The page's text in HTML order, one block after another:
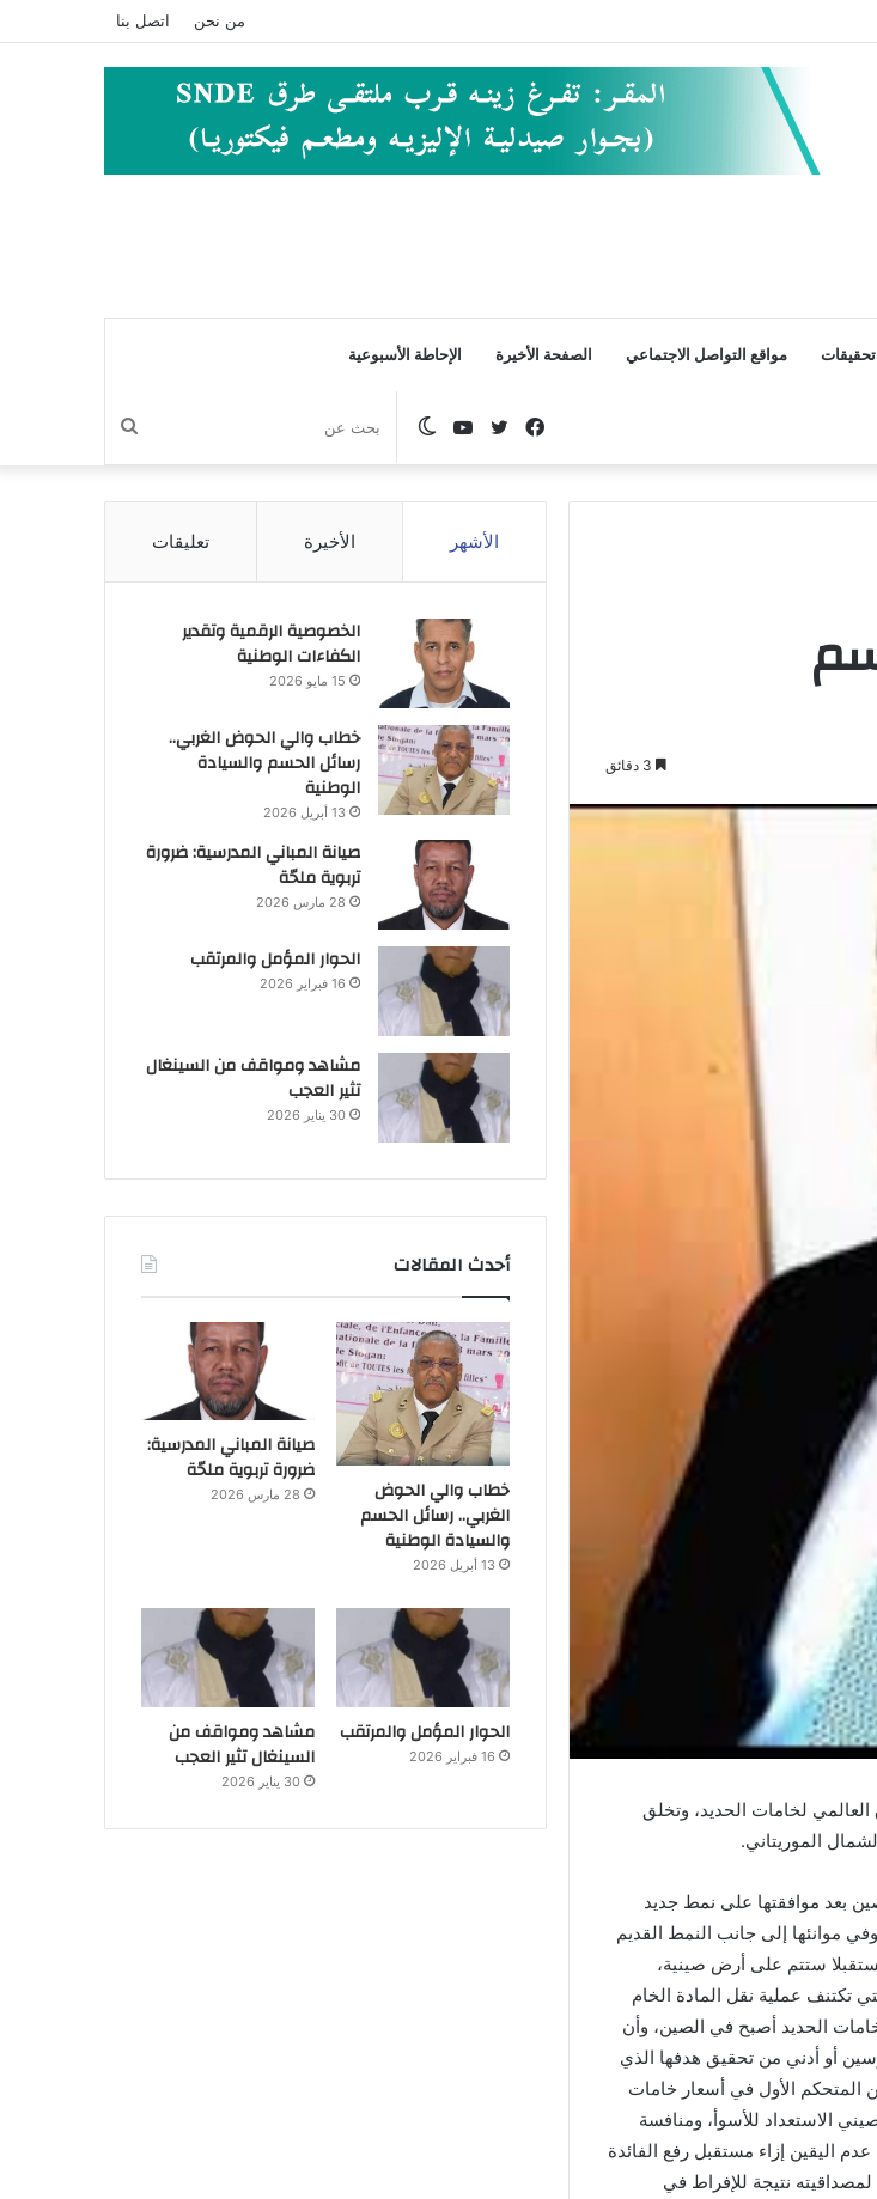
من نحن اتصل بنا
تحقيقات مواقع التواصل الاجتماعي الصفحة الأخيرة الإحاطة الأسبوعية
بحث
عن
الوضع
المظلم
يوتيوبتويتر
فيسبوك
لخامات الحديد، وتخلق
الموريتاني.
بعد موافقتها على نمط جديد
موانئها إلى جانب النمط القديم
ستتم على أرض صينية،
تكتنف عملية نقل المادة الخام
خامات الحديد أصبح في الصين، وأن
أو أدني من تحقيق هدفها الذي
الأول أكتوبر 2017 تحت عنوان “الصين المتحكم الأول في أسعار خامات
الصيني الاستعداد للأسوأ، ومنافسة
اليقين إزاء مستقبل رفع الفائدة
لمصداقيته نتيجة للإفراط في
الأشهر الأخيرة تعليقات
الخصوصية الرقمية وتقدير
الكفاءات الوطنية
15 مايو 2026
خطاب والي الحوض الغربي..
رسائل الحسم والسيادة
الوطنية
13 أبريل 2026
صيانة المباني المدرسية: ضرورة
تربوية ملحّة
28 مارس 2026
الحوار المؤمل والمرتقب
16 فبراير 2026
مشاهد ومواقف من السينغال
تثير العجب
30 يناير 2026
أحدث المقالات
خطاب والي الحوض
الغربي.. رسائل الحسم
والسيادة الوطنية
13 أبريل 2026
صيانة المباني المدرسية:
ضرورة تربوية ملحّة
28 مارس 2026
الحوار المؤمل والمرتقب
16 فبراير 2026
مشاهد ومواقف من
السينغال تثير العجب
30 يناير 2026